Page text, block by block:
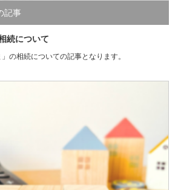
記事
続について
の相続についての記事となります。